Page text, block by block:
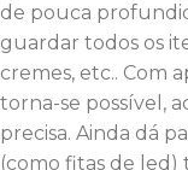
de pouca
guardar todos os
cremes, etc.. Com
torna-se possível,
precisa. Ainda dá
(como fitas de